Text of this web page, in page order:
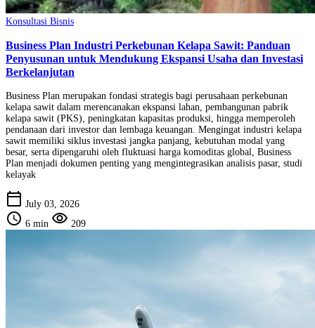
Konsultasi Bisnis
Business Plan Industri Perkebunan Kelapa Sawit: Panduan
Penyusunan untuk Mendukung Ekspansi Usaha dan Investasi
Berkelanjutan
Business Plan merupakan fondasi strategis bagi perusahaan perkebunan
kelapa sawit dalam merencanakan ekspansi lahan, pembangunan pabrik
kelapa sawit (PKS), peningkatan kapasitas produksi, hingga memperoleh
pendanaan dari investor dan lembaga keuangan. Mengingat industri kelapa
sawit memiliki siklus investasi jangka panjang, kebutuhan modal yang
besar, serta dipengaruhi oleh fluktuasi harga komoditas global, Business
Plan menjadi dokumen penting yang mengintegrasikan analisis pasar, studi
kelayak
calendar_today July 03, 2026
schedule 6 min visibility 209